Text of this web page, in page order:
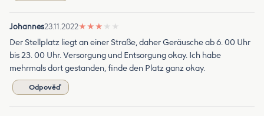
Johannes23.11.2022★ ★ ★ ★ ★
Der Stellplatz liegt an einer Straße, daher Geräusche ab 6. 00 Uhr
bis 23. 00 Uhr. Versorgung und Entsorgung okay. Ich habe
mehrmals dort gestanden, finde den Platz ganz okay.
Odpověď